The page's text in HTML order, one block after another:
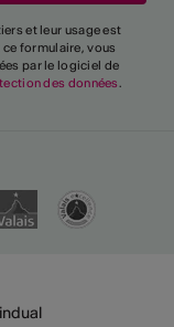
et leur usage est
formulaire, vous
par le logiciel de
des données.